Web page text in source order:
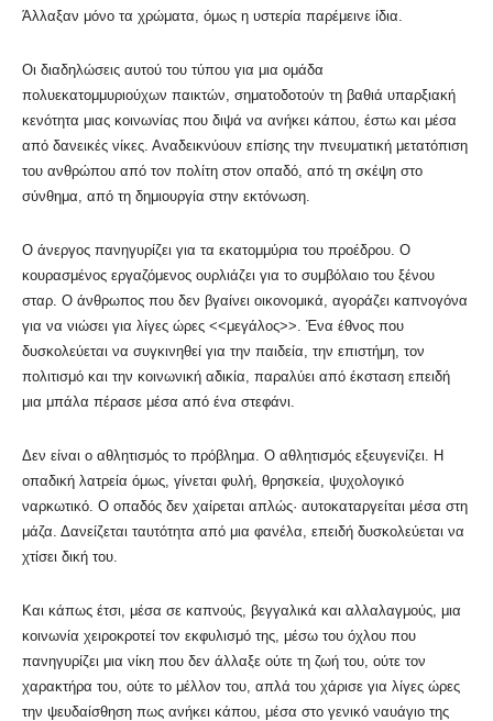
Άλλαξαν μόνο τα χρώματα, όμως η υστερία παρέμεινε ίδια.
Οι διαδηλώσεις αυτού του τύπου για μια ομάδα
πολυεκατομμυριούχων παικτών, σηματοδοτούν τη βαθιά υπαρξιακή
κενότητα μιας κοινωνίας που διψά να ανήκει κάπου, έστω και μέσα
από δανεικές νίκες. Αναδεικνύουν επίσης την πνευματική μετατόπιση
του ανθρώπου από τον πολίτη στον οπαδό, από τη σκέψη στο
σύνθημα, από τη δημιουργία στην εκτόνωση.
Ο άνεργος πανηγυρίζει για τα εκατομμύρια του προέδρου. Ο
κουρασμένος εργαζόμενος ουρλιάζει για το συμβόλαιο του ξένου
σταρ. Ο άνθρωπος που δεν βγαίνει οικονομικά, αγοράζει καπνογόνα
για να νιώσει για λίγες ώρες <<μεγάλος>>. Ένα έθνος που
δυσκολεύεται να συγκινηθεί για την παιδεία, την επιστήμη, τον
πολιτισμό και την κοινωνική αδικία, παραλύει από έκσταση επειδή
μια μπάλα πέρασε μέσα από ένα στεφάνι.
Δεν είναι ο αθλητισμός το πρόβλημα. Ο αθλητισμός εξευγενίζει. Η
οπαδική λατρεία όμως, γίνεται φυλή, θρησκεία, ψυχολογικό
ναρκωτικό. Ο οπαδός δεν χαίρεται απλώς· αυτοκαταργείται μέσα στη
μάζα. Δανείζεται ταυτότητα από μια φανέλα, επειδή δυσκολεύεται να
χτίσει δική του.
Και κάπως έτσι, μέσα σε καπνούς, βεγγαλικά και αλλαλαγμούς, μια
κοινωνία χειροκροτεί τον εκφυλισμό της, μέσω του όχλου που
πανηγυρίζει μια νίκη που δεν άλλαξε ούτε τη ζωή του, ούτε τον
χαρακτήρα του, ούτε το μέλλον του, απλά του χάρισε για λίγες ώρες
την ψευδαίσθηση πως ανήκει κάπου, μέσα στο γενικό ναυάγιο της